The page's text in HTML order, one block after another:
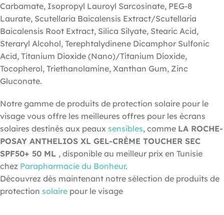
Carbamate, Isopropyl Lauroyl Sarcosinate, PEG-8
Laurate, Scutellaria Baicalensis Extract/Scutellaria
Baicalensis Root Extract, Silica Silyate, Stearic Acid,
Steraryl Alcohol, Terephtalydinene Dicamphor Sulfonic
Acid, Titanium Dioxide (Nano)/Titanium Dioxide,
Tocopherol, Triethanolamine, Xanthan Gum, Zinc
Gluconate.
Notre gamme de produits de protection solaire pour le
visage vous offre les meilleures offres pour les écrans
solaires destinés aux peaux sensibles, comme LA ROCHE-
POSAY ANTHELIOS XL GEL-CRÈME TOUCHER SEC
SPF50+ 50 ML , disponible au meilleur prix en Tunisie
chez Parapharmacie du Bonheur.
Découvrez dès maintenant notre sélection de produits de
protection solaire pour le visage